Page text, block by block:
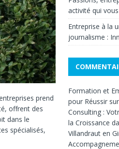
prend
offrent des
dans le
spécialisés,
activité qui
Entreprise à la
journalisme :
Formation et
pour Réussir
Consulting :
la Croissance
Villandraut en